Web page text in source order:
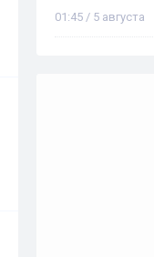
01:45 / 5 августа